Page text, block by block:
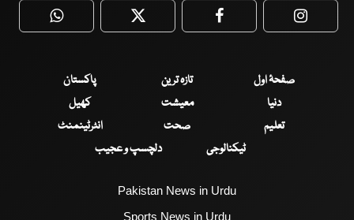
WhatsApp Twitter Facebook
صفحۂ اول تازہ ترین
پاکستان
دنیا
معیشت
کھیل
تعلیم
صحت
انٹرٹینمنٹ
ٹیکنالوجی
دلچسپ و عجیب
Pakistan News in Urdu
Sports News in Urdu